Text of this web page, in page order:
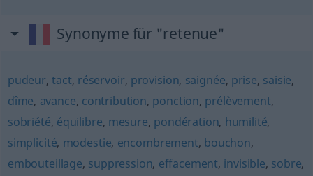
Synonyme für "retenue"
pudeur,tact, réservoir, provision, saignée, prise, saisie,
dîme, avance, contribution, ponction, prélèvement,
sobriété, équilibre, mesure, pondération, humilité,
simplicité, modestie, encombrement, bouchon,
embouteillage, suppression, effacement, invisible, sobre,